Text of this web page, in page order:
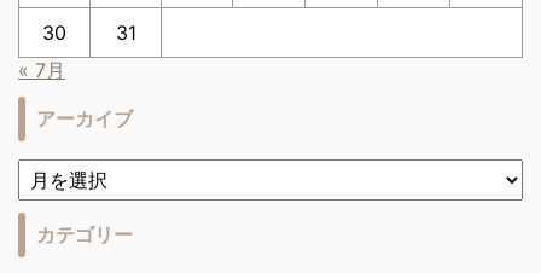
30
31
« 7月
アーカイブ
カテゴリー